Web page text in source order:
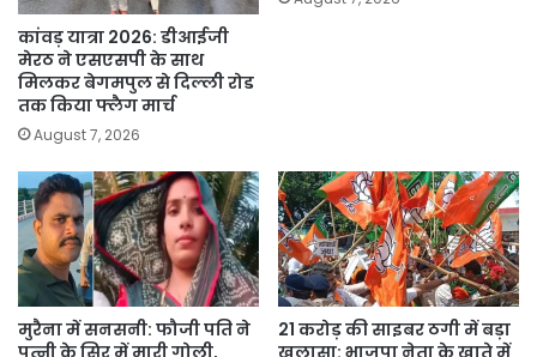
कांवड़ यात्रा 2026: डीआईजी
मेरठ ने एसएसपी के साथ
मिलकर बेगमपुल से दिल्ली रोड
तक किया फ्लैग मार्च
August 7, 2026
मुरैना में सनसनी: फौजी पति ने
पत्नी के सिर में मारी गोली,
21 करोड़ की साइबर ठगी में बड़ा
खुलासा: भाजपा नेता के खाते में